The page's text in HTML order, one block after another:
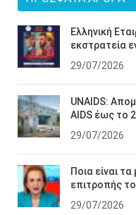
Ελληνική
εκστρατεία
29/07/2026
UNAIDS:
AIDS έως το
29/07/2026
Ποια είναι
επιτροπής
29/07/2026